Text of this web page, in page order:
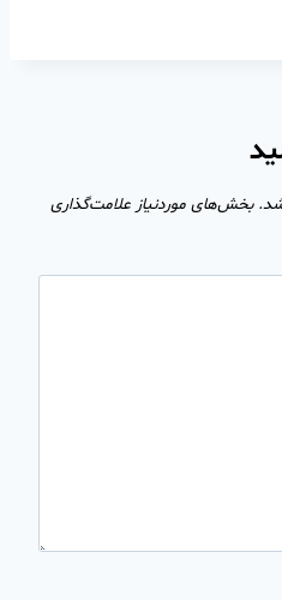
بخش‌های موردنیاز علامت‌گذاری